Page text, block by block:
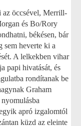
az öccsével, Merrill-
és Bo/Rory
békésen, bár
sem heverte ki a
A lelkekben vihar
papi hivatását, és
rondítanak be
Graham
apró izgalomtól
küzd az eleinte